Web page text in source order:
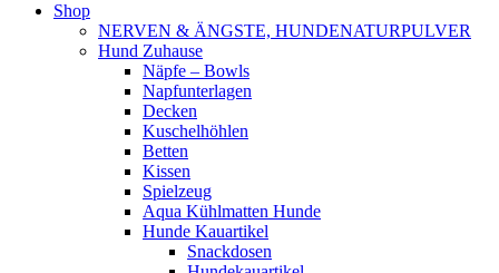
Shop
NERVEN & ÄNGSTE, HUNDENATURPULVER
Hund Zuhause
Näpfe – Bowls
Napfunterlagen
Decken
Kuschelhöhlen
Betten
Kissen
Spielzeug
Aqua Kühlmatten Hunde
Hunde Kauartikel
Snackdosen